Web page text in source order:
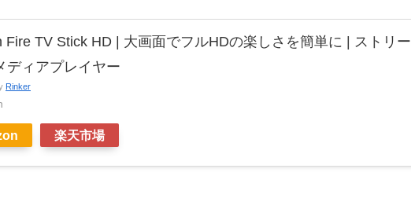
Fire TV Stick HD | 大画面でフルHDの楽しさを簡単に | ストリー
ディアプレイヤー
Rinker
楽天市場